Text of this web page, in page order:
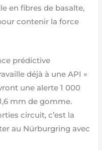
en fibres de basalte,
contenir la force
prédictive
déjà à une API «
une alerte 1 000
mm de gomme.
circuit, c’est la
au Nürburgring avec